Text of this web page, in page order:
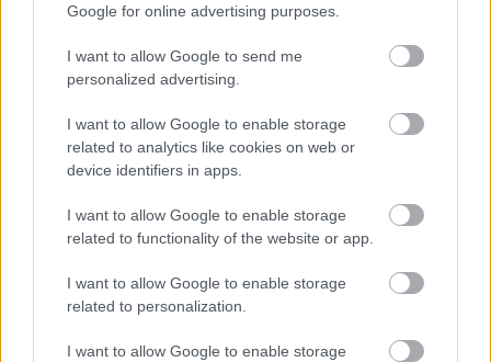
Google for online advertising purposes.
I want to allow Google to send me
personalized advertising.
I want to allow Google to enable storage
related to analytics like cookies on web or
device identifiers in apps.
I want to allow Google to enable storage
related to functionality of the website or app.
I want to allow Google to enable storage
related to personalization.
I want to allow Google to enable storage
Ακολουθήστε μας για όλες τις